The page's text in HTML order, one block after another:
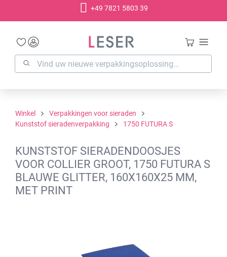
+49 7821 5803 39
Winkel
Verpakkingen voor sieraden
Kunststof sieradenverpakking
1750 FUTURA S
KUNSTSTOF SIERADENDOOSJES
VOOR COLLIER GROOT, 1750 FUTURA S
BLAUWE GLITTER, 160X160X25 MM,
MET PRINT